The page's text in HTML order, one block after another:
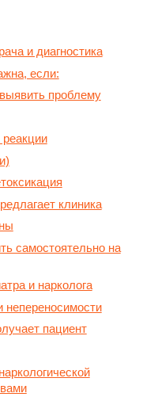
и диагностика
если:
проблему
клиника
самостоятельно на
и нарколога
непереносимости
пациент